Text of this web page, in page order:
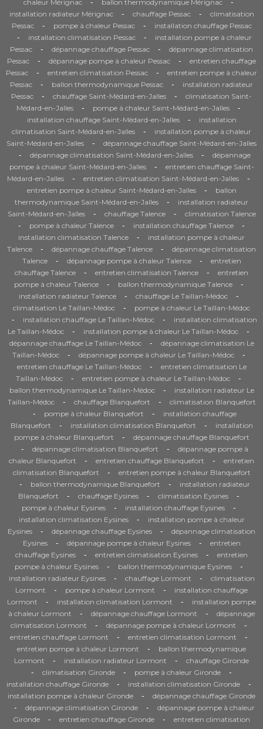
chaleur Mérignac
ballon thermodynamique Mérignac
installation radiateur Mérignac - chauffage Pessac -
climatisation
Pessac
- pompe à chaleur Pessac - installation chauffage Pessac
- installation climatisation Pessac -
installation pompe à chaleur
Pessac
- dépannage chauffage Pessac -
dépannage climatisation
Pessac
- dépannage pompe à chaleur Pessac -
entretien chauffage
Pessac
- entretien climatisation Pessac -
entretien pompe à chaleur
Pessac
- ballon thermodynamique Pessac -
installation radiateur
Pessac
- chauffage Saint-Médard-en-Jalles -
climatisation Saint-
Médard-en-Jalles
- pompe à chaleur Saint-Médard-en-Jalles -
installation chauffage Saint-Médard-en-Jalles -
installation
climatisation Saint-Médard-en-Jalles
-
installation pompe à chaleur
Saint-Médard-en-Jalles
- dépannage chauffage Saint-Médard-en-Jalles
- dépannage climatisation Saint-Médard-en-Jalles -
dépannage
pompe à chaleur Saint-Médard-en-Jalles
-
entretien chauffage Saint-
Médard-en-Jalles
- entretien climatisation Saint-Médard-en-Jalles -
entretien pompe à chaleur Saint-Médard-en-Jalles -
ballon
thermodynamique Saint-Médard-en-Jalles
-
installation radiateur
Saint-Médard-en-Jalles
- chauffage Talence - climatisation Talence
- pompe à chaleur Talence - installation chauffage Talence -
installation climatisation Talence -
installation pompe à chaleur
Talence
- dépannage chauffage Talence -
dépannage climatisation
Talence
- dépannage pompe à chaleur Talence -
entretien
chauffage Talence
- entretien climatisation Talence -
entretien
pompe à chaleur Talence
- ballon thermodynamique Talence -
installation radiateur Talence - chauffage Le Taillan-Médoc -
climatisation Le Taillan-Médoc - pompe à chaleur Le Taillan-Médoc
- installation chauffage Le Taillan-Médoc -
installation climatisation
Le Taillan-Médoc
- installation pompe à chaleur Le Taillan-Médoc -
dépannage chauffage Le Taillan-Médoc -
dépannage climatisation Le
Taillan-Médoc
- dépannage pompe à chaleur Le Taillan-Médoc -
entretien chauffage Le Taillan-Médoc -
entretien climatisation Le
Taillan-Médoc
- entretien pompe à chaleur Le Taillan-Médoc -
ballon thermodynamique Le Taillan-Médoc -
installation radiateur Le
Taillan-Médoc
- chauffage Blanquefort - climatisation Blanquefort
- pompe à chaleur Blanquefort -
installation chauffage
Blanquefort
- installation climatisation Blanquefort -
installation
pompe à chaleur Blanquefort
- dépannage chauffage Blanquefort
- dépannage climatisation Blanquefort -
dépannage pompe à
chaleur Blanquefort
- entretien chauffage Blanquefort -
entretien
climatisation Blanquefort
- entretien pompe à chaleur Blanquefort
- ballon thermodynamique Blanquefort -
installation radiateur
Blanquefort
- chauffage Eysines - climatisation Eysines -
pompe à chaleur Eysines - installation chauffage Eysines -
installation climatisation Eysines -
installation pompe à chaleur
Eysines
- dépannage chauffage Eysines -
dépannage climatisation
Eysines
- dépannage pompe à chaleur Eysines -
entretien
chauffage Eysines
- entretien climatisation Eysines -
entretien
pompe à chaleur Eysines
- ballon thermodynamique Eysines -
installation radiateur Eysines - chauffage Lormont -
climatisation
Lormont
- pompe à chaleur Lormont -
installation chauffage
Lormont
- installation climatisation Lormont -
installation pompe
à chaleur Lormont
- dépannage chauffage Lormont -
dépannage
climatisation Lormont
- dépannage pompe à chaleur Lormont -
entretien chauffage Lormont - entretien climatisation Lormont -
entretien pompe à chaleur Lormont -
ballon thermodynamique
Lormont
- installation radiateur Lormont - chauffage Gironde
- climatisation Gironde - pompe à chaleur Gironde -
installation chauffage Gironde - installation climatisation Gironde -
installation pompe à chaleur Gironde - dépannage chauffage Gironde
- dépannage climatisation Gironde -
dépannage pompe à chaleur
Gironde
- entretien chauffage Gironde -
entretien climatisation